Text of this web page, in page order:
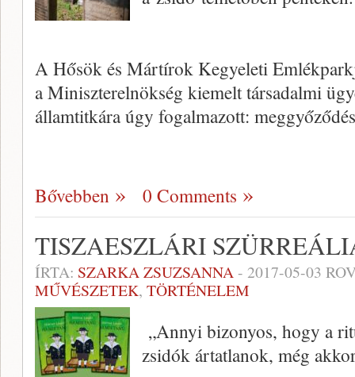
A Hősök és Mártírok Kegyeleti
a Miniszterelnökség kiemelt társadalmi
államtitkára úgy fogalmazott:
Bővebben 0 Comments
TISZAESZLÁRI
ÍRTA: SZARKA ZSUZSANNA- 2017-05-03
MŰVÉSZETEK, TÖRTÉNELEM
„Annyi bizonyos, hogy a
zsidók ártatlanok, még